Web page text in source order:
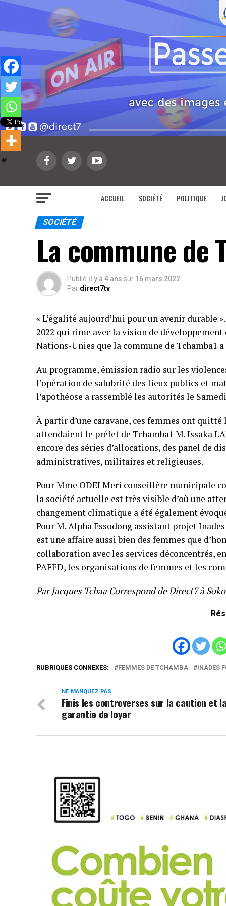
ACCUEIL SOCIÉTÉ POLITIQUE
SOCIÉTÉ
La commune de
Publié il y a 4 ans sur 16 mars 2022
Par direct7tv
« L’égalité aujourd’hui pour un avenir durable
2022 qui rime avec la vision de
Nations-Unies que la commune de
Au programme, émission radio sur les
l’opération de salubrité des lieux publics et
l’apothéose a rassemblé les autorités le
À partir d’une caravane, ces femmes ont
attendaient le préfet de Tchamba1 M. Issaka
encore des séries d’allocations, des panel de
administratives, militaires et religieuses.
Pour Mme ODEI Meri conseillère municipale
la société actuelle est très visible d’où une
changement climatique a été également
Pour M. Alpha Essodong assistant projet
est une affaire aussi bien des femmes que
collaboration avec les services déconcentrés,
PAFED, les organisations de femmes et les
Par Jacques Tchaa Correspond de Direct7 à
RUBRIQUES CONNEXES: FEMMES DE TCHAMBA INADES
NE MANQUEZ PAS
Finis les controverses sur la caution et
garantie de loyer